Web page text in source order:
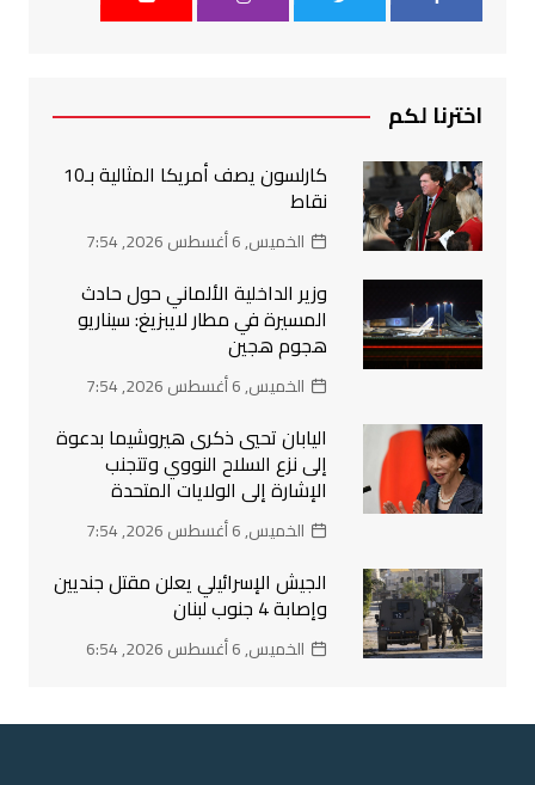
اخترنا لكم
كارلسون يصف أمريكا المثالية بـ10
نقاط
الخميس, 6 أغسطس 2026, 7:54
وزير الداخلية الألماني حول حادث
المسيرة في مطار لايبزيغ: سيناريو
هجوم هجين
الخميس, 6 أغسطس 2026, 7:54
اليابان تحيي ذكرى هيروشيما بدعوة
إلى نزع السلاح النووي وتتجنب
الإشارة إلى الولايات المتحدة
الخميس, 6 أغسطس 2026, 7:54
الجيش الإسرائيلي يعلن مقتل جنديين
وإصابة 4 جنوب لبنان
الخميس, 6 أغسطس 2026, 6:54